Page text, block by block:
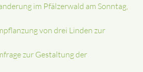
im Pfälzerwald am Sonntag,
von drei Linden zur
zur Gestaltung der